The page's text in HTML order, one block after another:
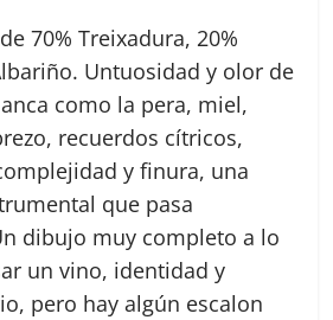
70% Treixadura, 20%
Untuosidad y olor de
como la pera, miel,
recuerdos cítricos,
y finura, una
que pasa
dibujo muy completo a lo
un vino, identidad y
pero hay algún escalon